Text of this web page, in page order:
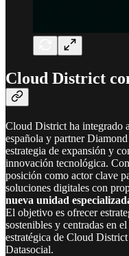
Cloud District
Cloud District ha integrado
española y partner
estrategia de expansión y
innovación tecnológica.
posición como actor clave
soluciones digitales con
nueva unidad
El objetivo es ofrecer
sostenibles y centradas en
estratégica de Cloud
Datasocial.